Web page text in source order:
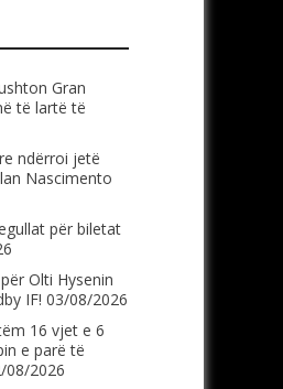
Gran
të lartë të
ndërroi jetë
Nascimento
për biletat
Olti Hysenin
IF! 03/08/2026
16 vjet e 6
e parë të
08/2026